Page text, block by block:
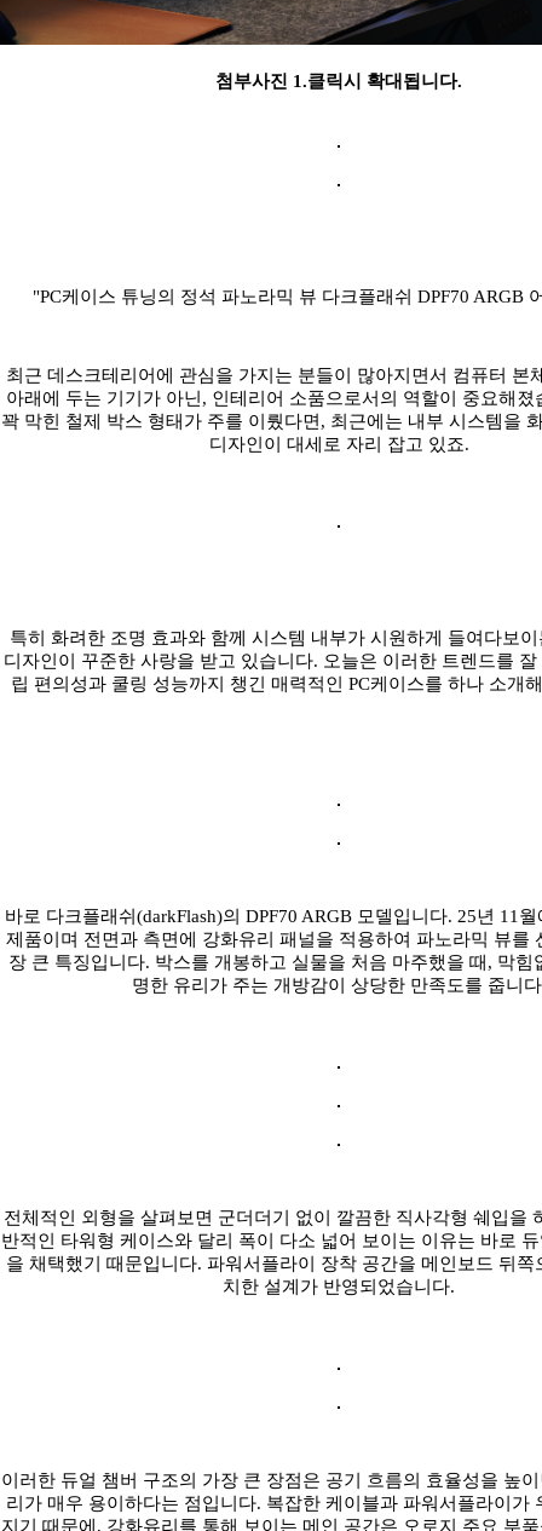
첨부사진 1.클릭시 확대됩니다.
"PC케이스 튜닝의 정석 파노라믹 뷰 다크플래쉬 DPF70 ARGB
최근 데스크테리어에 관심을 가지는 분들이 많아지면서 컴퓨터 본
아래에 두는 기기가 아닌, 인테리어 소품으로서의 역할이 중요해졌
꽉 막힌 철제 박스 형태가 주를 이뤘다면, 최근에는 내부 시스템을
디자인이 대세로 자리 잡고 있죠.
특히 화려한 조명 효과와 함께 시스템 내부가 시원하게 들여다보
디자인이 꾸준한 사랑을 받고 있습니다. 오늘은 이러한 트렌드를
립 편의성과 쿨링 성능까지 챙긴 매력적인 PC케이스를 하나 소개
바로 다크플래쉬(darkFlash)의 DPF70 ARGB 모델입니다. 25년 11
제품이며 전면과 측면에 강화유리 패널을 적용하여 파노라믹 뷰를
장 큰 특징입니다. 박스를 개봉하고 실물을 처음 마주했을 때, 막힘
명한 유리가 주는 개방감이 상당한 만족도를 줍니
전체적인 외형을 살펴보면 군더더기 없이 깔끔한 직사각형 쉐입을
반적인 타워형 케이스와 달리 폭이 다소 넓어 보이는 이유는 바로
을 채택했기 때문입니다. 파워서플라이 장착 공간을 메인보드 뒤쪽
치한 설계가 반영되었습니다.
이러한 듀얼 챔버 구조의 가장 큰 장점은 공기 흐름의 효율성을 높
리가 매우 용이하다는 점입니다. 복잡한 케이블과 파워서플라이가
지기 때문에, 강화유리를 통해 보이는 메인 공간은 오로지 주요 부